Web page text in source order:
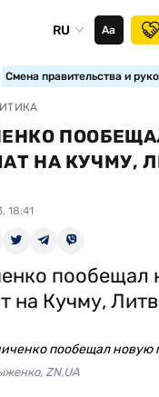
RU Аа
Смена правительства и
НА КУЧМУ,
18:41
пообещал новую
ZN.UA